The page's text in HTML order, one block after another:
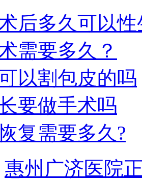
后多久可以
需要多久？
以割包皮的吗
要做手术吗
复需要多久?
惠州广济医院